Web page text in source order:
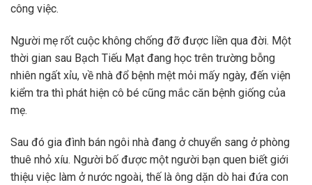
công việc.
Người mẹ rốt cuộc không chống đỡ được liền qua đời. Một
thời gian sau Bạch Tiếu Mạt đang học trên trường bỗng
nhiên ngất xỉu, về nhà đổ bệnh mệt mỏi mấy ngày, đến viện
kiểm tra thì phát hiện cô bé cũng mắc căn bệnh giống của
mẹ.
Sau đó gia đình bán ngôi nhà đang ở chuyển sang ở phòng
thuê nhỏ xíu. Người bố được một người bạn quen biết giới
thiệu việc làm ở nước ngoài, thế là ông dặn dò hai đứa con